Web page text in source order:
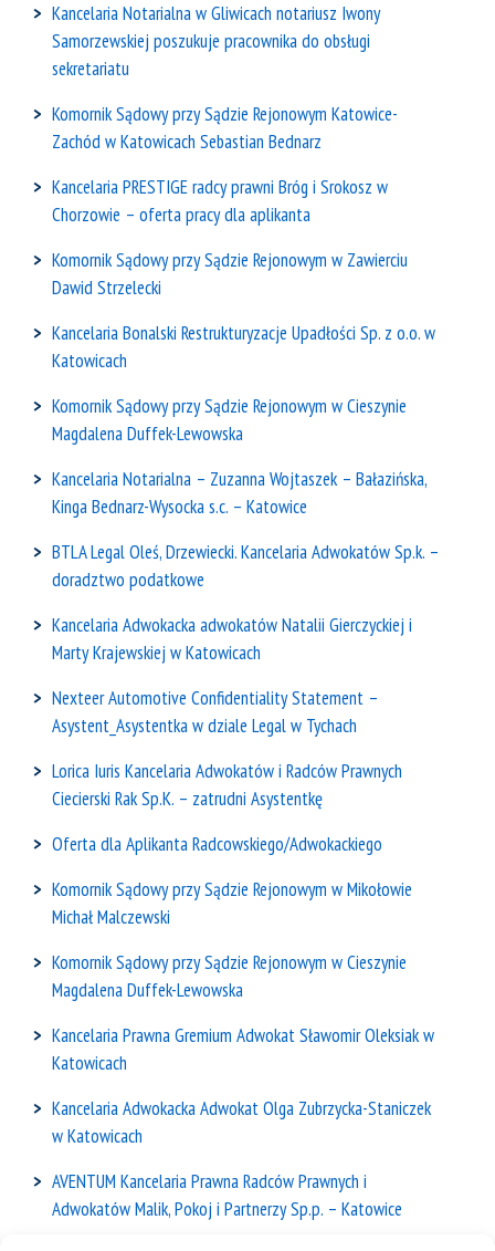
Kancelaria Notarialna w Gliwicach notariusz Iwony
Samorzewskiej poszukuje pracownika do obsługi
sekretariatu
Komornik Sądowy przy Sądzie Rejonowym Katowice-
Zachód w Katowicach Sebastian Bednarz
Kancelaria PRESTIGE radcy prawni Bróg i Srokosz w
Chorzowie – oferta pracy dla aplikanta
Komornik Sądowy przy Sądzie Rejonowym w Zawierciu
Dawid Strzelecki
Kancelaria Bonalski Restrukturyzacje Upadłości Sp. z o.o. w
Katowicach
Komornik Sądowy przy Sądzie Rejonowym w Cieszynie
Magdalena Duffek-Lewowska
Kancelaria Notarialna – Zuzanna Wojtaszek – Bałazińska,
Kinga Bednarz-Wysocka s.c. – Katowice
BTLA Legal Oleś, Drzewiecki. Kancelaria Adwokatów Sp.k. –
doradztwo podatkowe
Kancelaria Adwokacka adwokatów Natalii Gierczyckiej i
Marty Krajewskiej w Katowicach
Nexteer Automotive Confidentiality Statement –
Asystent_Asystentka w dziale Legal w Tychach
Lorica Iuris Kancelaria Adwokatów i Radców Prawnych
Ciecierski Rak Sp.K. – zatrudni Asystentkę
Oferta dla Aplikanta Radcowskiego/Adwokackiego
Komornik Sądowy przy Sądzie Rejonowym w Mikołowie
Michał Malczewski
Komornik Sądowy przy Sądzie Rejonowym w Cieszynie
Magdalena Duffek-Lewowska
Kancelaria Prawna Gremium Adwokat Sławomir Oleksiak w
Katowicach
Kancelaria Adwokacka Adwokat Olga Zubrzycka-Staniczek
w Katowicach
AVENTUM Kancelaria Prawna Radców Prawnych i
Adwokatów Malik, Pokoj i Partnerzy Sp.p. – Katowice